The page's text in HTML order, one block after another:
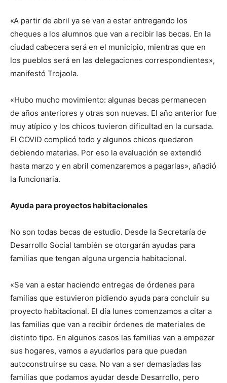
«A partir de abril ya se van a estar entregando los
cheques a los alumnos que van a recibir las becas. En la
ciudad cabecera será en el municipio, mientras que en
los pueblos será en las delegaciones correspondientes»,
manifestó Trojaola.
«Hubo mucho movimiento: algunas becas permanecen
de años anteriores y otras son nuevas. El año anterior fue
muy atípico y los chicos tuvieron dificultad en la cursada.
El COVID complicó todo y algunos chicos quedaron
debiendo materias. Por eso la evaluación se extendió
hasta marzo y en abril comenzaremos a pagarlas», añadió
la funcionaria.
Ayuda para proyectos habitacionales
No son todas becas de estudio. Desde la Secretaría de
Desarrollo Social también se otorgarán ayudas para
familias que tengan alguna urgencia habitacional.
«Se van a estar haciendo entregas de órdenes para
familias que estuvieron pidiendo ayuda para concluir su
proyecto habitacional. El día lunes comenzamos a citar a
las familias que van a recibir órdenes de materiales de
distinto tipo. En algunos casos las familias van a empezar
sus hogares, vamos a ayudarlos para que puedan
autoconstruirse su casa. No van a ser demasiadas las
familias que podamos ayudar desde Desarrollo, pero